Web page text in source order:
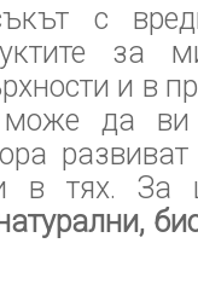
с
за
и в
може да
в тях.